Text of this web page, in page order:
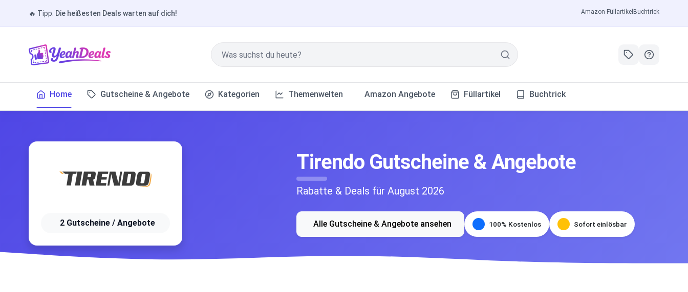
🔥 Tipp: Die heißesten Deals warten auf dich! Amazon Füllartikel Buchtrick
Home Gutscheine & Angebote Kategorien Themenwelten Amazon Angebote Füllartikel Buchtrick
2 Gutscheine / Angebote
Tirendo Gutscheine & Angebote
Rabatte & Deals für August 2026
Alle Gutscheine & Angebote ansehen 100% Kostenlos Sofort einlösbar